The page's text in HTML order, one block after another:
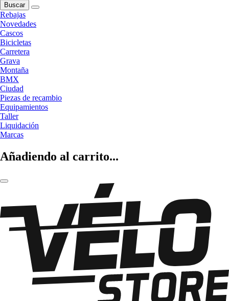
Buscar
Rebajas
Novedades
Cascos
Bicicletas
Carretera
Grava
Montaña
BMX
Ciudad
Piezas de recambio
Equipamientos
Taller
Liquidación
Marcas
Añadiendo al carrito...